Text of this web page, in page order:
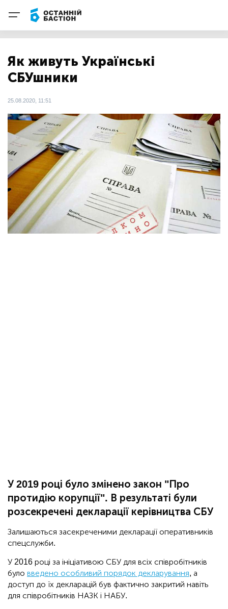
Як живуть Українські
СБУшники
25.08.2020, 11:51
У 2019 році було змінено закон "Про
протидію корупції". В результаті були
розсекречені декларації керівництва СБУ
Залишаються засекреченими декларації оперативників
спецслужби.
У 2016 році за ініціативою СБУ для всіх співробітників
було введено особливий порядок декларування, а
доступ до їх декларацій був фактично закритий навіть
для співробітників НАЗК і НАБУ.